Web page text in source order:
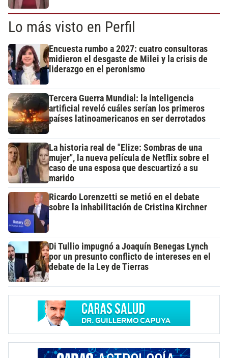
Lo más visto en Perfil
Encuesta rumbo a 2027: cuatro consultoras
midieron el desgaste de Milei y la crisis de
liderazgo en el peronismo
Tercera Guerra Mundial: la inteligencia
artificial reveló cuáles serían los primeros
países latinoamericanos en ser derrotados
La historia real de "Elize: Sombras de una
mujer", la nueva película de Netflix sobre el
caso de una esposa que descuartizó a su
marido
Ricardo Lorenzetti se metió en el debate
sobre la inhabilitación de Cristina Kirchner
Di Tullio impugnó a Joaquín Benegas Lynch
por un presunto conflicto de intereses en el
debate de la Ley de Tierras